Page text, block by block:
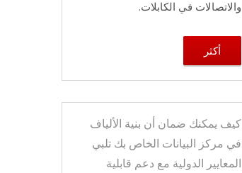
والاتصالات في الكابلات.
أكثر
كيف يمكنك ضمان أن بنية الألياف
في مركز البيانات الخاص بك تلبي
المعايير الدولية مع دعم قابلية